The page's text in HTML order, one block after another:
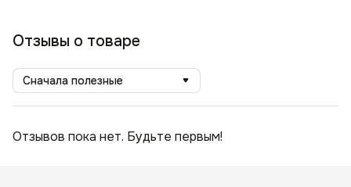
Отзывы о товаре
Сначала полезные
Отзывов пока нет. Будьте первым!